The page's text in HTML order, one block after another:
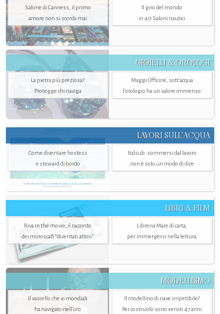
Salone di Canness, il primo
amore non si scorda mai
Il giro del mondo
in 40 Saloni nautici
GIOIELLI & OROLOGI
La pietra più preziosa?
Protegge chi naviga
Maggi Officine, sott’acqua
l'orologio ha un valore immenso
LAVORI SULL’ACQUA
Come diventare hostess
e steward di bordo
Italsub: sommersi dal lavoro
non è solo un modo di dire
LIBRI & FILM
Riva in the movie, il racconto
dei motoscafi “diventati attori”
Libreria Mare di carta,
per immergersi nella lettura
MODELLISMO
Il vascello che ai mondiali
ha navigato nell’oro
Il modellino di nave irripetibile?
Per costruirlo sono serviti 47 anni